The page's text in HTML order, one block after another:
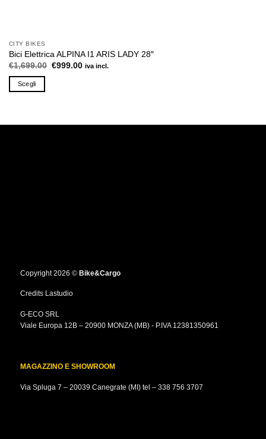
CITY BIKES
Bici Elettrica ALPINA I1 ARIS LADY 28″
€1,699.00 Il
€999.00Iliva incl.
Scegli
Copyright 2026 © Bike&Cargo
Credits Lastudio
G-ECO SRL
Viale Europa 12B – 20900 MONZA (MB) - P.IVA 12381350961
MAGAZZINO E SHOWROOM
Via Spluga 7 – 20039 Canegrate (MI) tel – 338 756 3707